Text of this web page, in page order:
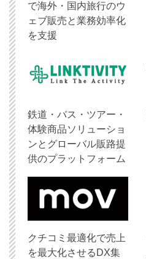
で海外・国内旅行のウ
ェブ販売と業務効率化
を支援
鉄道・バス・ツアー・
体験商品ソリューショ
ンとグローバル販路提
供のプラットフォーム
クチコミ最適化で売上
を最大化させるDX集